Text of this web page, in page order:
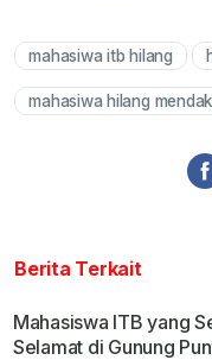
mahasiwa itb hilang
mahasiwa hilang
Berita Terkait
Mahasiswa ITB yang
Selamat di Gunung